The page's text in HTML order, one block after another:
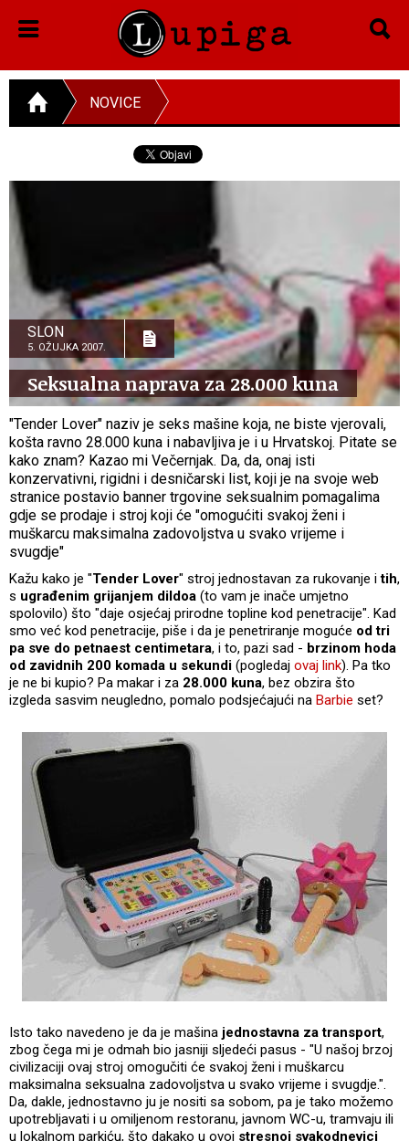
NOVICE
SLON
5. OŽUJKA 2007.
Seksualna naprava za 28.000 kuna
"Tender Lover" naziv je seks mašine koja, ne biste vjerovali,
košta ravno 28.000 kuna i nabavljiva je i u Hrvatskoj. Pitate se
kako znam? Kazao mi Večernjak. Da, da, onaj isti
konzervativni, rigidni i desničarski list, koji je na svoje web
stranice postavio banner trgovine seksualnim pomagalima
gdje se prodaje i stroj koji će "omogućiti svakoj ženi i
muškarcu maksimalna zadovoljstva u svako vrijeme i
svugdje"
Kažu kako je "Tender Lover" stroj jednostavan za rukovanje itih,
s ugrađenim grijanjem dildoa (to vam je inače umjetno
spolovilo) što "daje osjećaj prirodne topline kod penetracije". Kad
smo već kod penetracije, piše i da je penetriranje moguće od tri
pa sve do petnaest centimetara, i to, pazi sad - brzinom hoda
od zavidnih 200 komada u sekundi (pogledaj ovaj link). Pa tko
je ne bi kupio? Pa makar i za 28.000 kuna, bez obzira što
izgleda sasvim neugledno, pomalo podsjećajući na Barbie set?
Isto tako navedeno je da je mašina jednostavna za transport,
zbog čega mi je odmah bio jasniji sljedeći pasus - "U našoj brzoj
civilizaciji ovaj stroj omogučiti će svakoj ženi i muškarcu
maksimalna seksualna zadovoljstva u svako vrijeme i svugdje.".
Da, dakle, jednostavno ju je nositi sa sobom, pa je tako možemo
upotrebljavati i u omiljenom restoranu, javnom WC-u, tramvaju ili
u lokalnom parkiću, što dakako u ovoj stresnoj svakodnevici